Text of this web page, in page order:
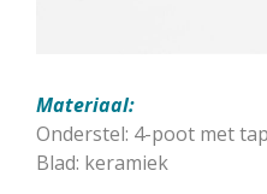
Materiaal:
Onderstel: 4-poot met
Blad: keramiek